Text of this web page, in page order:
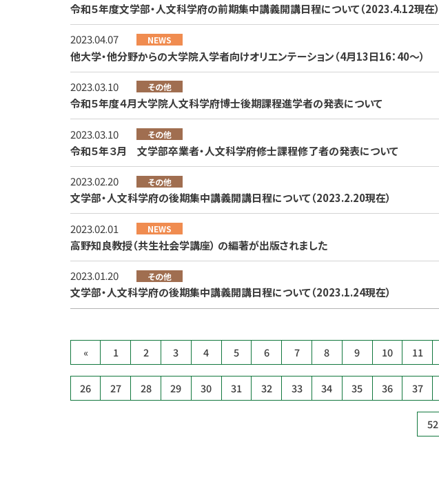
令和５年度文学部・人文科学府の前期集中講義開講日程について（2023.4.12現在）
2023.04.07 NEWS
他大学・他分野からの大学院入学者向けオリエンテーション（4月13日16：40～）
2023.03.10 その他
令和５年度４月大学院人文科学府博士後期課程進学者の発表について
2023.03.10 その他
令和５年３月 文学部卒業者・人文科学府修士課程修了者の発表について
2023.02.20 その他
文学部・人文科学府の後期集中講義開講日程について（2023.2.20現在）
2023.02.01 NEWS
高野知良教授（共生社会学講座） の編著が出版されました
2023.01.20 その他
文学部・人文科学府の後期集中講義開講日程について（2023.1.24現在）
« 1 2 3 4 5 6 7 8 9 10 11
26 27 28 29 30 31 32 33 34 35 36 37
52